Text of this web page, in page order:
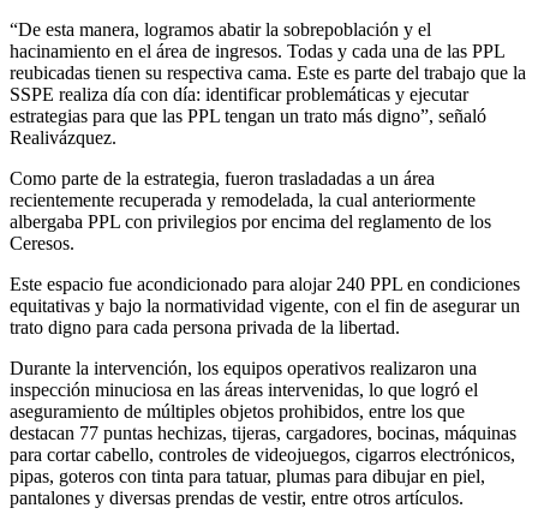
“De esta manera, logramos abatir la sobrepoblación y el
hacinamiento en el área de ingresos. Todas y cada una de las PPL
reubicadas tienen su respectiva cama. Este es parte del trabajo que la
SSPE realiza día con día: identificar problemáticas y ejecutar
estrategias para que las PPL tengan un trato más digno”, señaló
Realivázquez.
Como parte de la estrategia, fueron trasladadas a un área
recientemente recuperada y remodelada, la cual anteriormente
albergaba PPL con privilegios por encima del reglamento de los
Ceresos.
Este espacio fue acondicionado para alojar 240 PPL en condiciones
equitativas y bajo la normatividad vigente, con el fin de asegurar un
trato digno para cada persona privada de la libertad.
Durante la intervención, los equipos operativos realizaron una
inspección minuciosa en las áreas intervenidas, lo que logró el
aseguramiento de múltiples objetos prohibidos, entre los que
destacan 77 puntas hechizas, tijeras, cargadores, bocinas, máquinas
para cortar cabello, controles de videojuegos, cigarros electrónicos,
pipas, goteros con tinta para tatuar, plumas para dibujar en piel,
pantalones y diversas prendas de vestir, entre otros artículos.